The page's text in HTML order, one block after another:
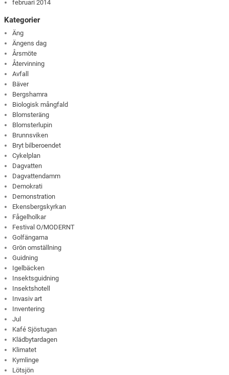
februari 2014
Kategorier
Äng
Ängens dag
Årsmöte
Återvinning
Avfall
Bäver
Bergshamra
Biologisk mångfald
Blomsteräng
Blomsterlupin
Brunnsviken
Bryt bilberoendet
Cykelplan
Dagvatten
Dagvattendamm
Demokrati
Demonstration
Ekensbergskyrkan
Fågelholkar
Festival O/MODERNT
Golfängarna
Grön omställning
Guidning
Igelbäcken
Insektsguidning
Insektshotell
Invasiv art
Inventering
Jul
Kafé Sjöstugan
Klädbytardagen
Klimatet
Kymlinge
Lötsjön